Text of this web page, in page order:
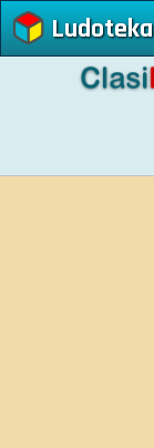
Ludoteka